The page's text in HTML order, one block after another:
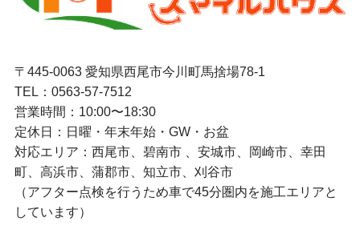
〒445-0063 愛知県西尾市今川町馬捨場78-1
TEL： 0563-57-7512
営業時間：10:00〜18:30
定休日：日曜・年末年始・GW・お盆
対応エリア：西尾市、碧南市 、安城市、岡崎市、幸田
町、高浜市、蒲郡市、知立市、刈谷市
（アフター点検を行うため車で45分圏内を施工エリアと
しています）